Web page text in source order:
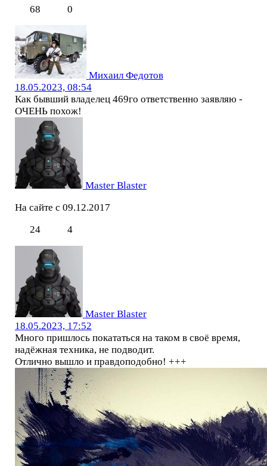
68 0
Михаил Федотов
18.05.2023, 08:54
Как бывший владелец 469го ответственно заявляю -
ОЧЕНЬ похож!
Master Blaster
На сайте с 09.12.2017
24
4
Master Blaster
18.05.2023, 17:52
Много пришлось покататься на таком в своё время,
надёжная техника, не подводит.
Отлично вышло и правдоподобно! +++